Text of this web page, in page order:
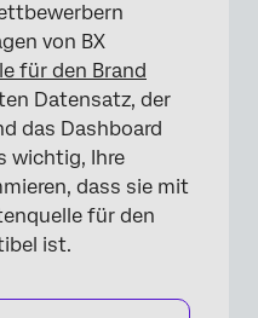
Wallet und
von BX
für den Brand
Datensatz, der
das Dashboard
wichtig, Ihre
dass sie mit
für den
ist.